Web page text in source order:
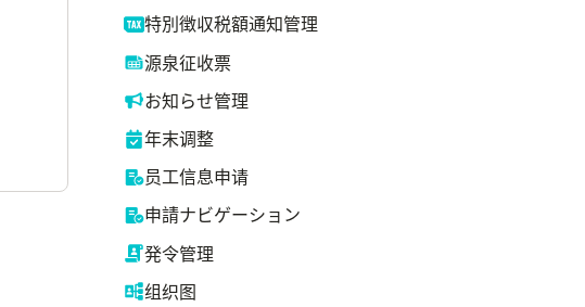
特別徴収税額通知管理
源泉征收票
お知らせ管理
年末调整
员工信息申请
申請ナビゲーション
発令管理
组织图